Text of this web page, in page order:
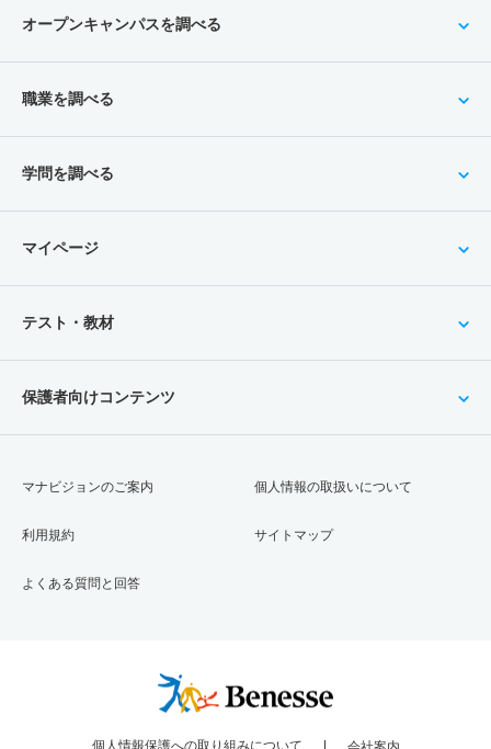
オープンキャンパスを調べる
職業を調べる
学問を調べる
マイページ
テスト・教材
保護者向けコンテンツ
マナビジョンのご案内
利用規約
よくある質問と回答
個人情報の取扱いについて
サイトマップ
個人情報保護への取り組みについて